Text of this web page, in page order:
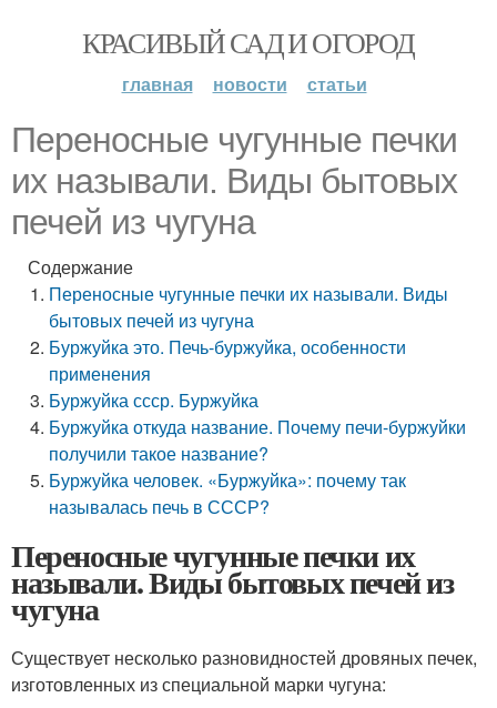
КРАСИВЫЙ САД И ОГОРОД
главная новости статьи
Переносные чугунные печки
их называли. Виды бытовых
печей из чугуна
Содержание
Переносные чугунные печки их называли. Виды
бытовых печей из чугуна
Буржуйка это. Печь-буржуйка, особенности
применения
Буржуйка ссср. Буржуйка
Буржуйка откуда название. Почему печи-буржуйки
получили такое название?
Буржуйка человек. «Буржуйка»: почему так
называлась печь в СССР?
Переносные чугунные печки их
называли. Виды бытовых печей из
чугуна
Существует несколько разновидностей дровяных печек,
изготовленных из специальной марки чугуна: